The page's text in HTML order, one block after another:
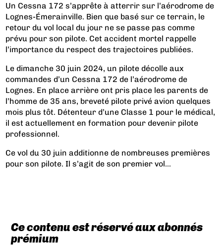
Un Cessna 172 s’apprête à atterrir sur l’aérodrome de
Lognes-Émerainville. Bien que basé sur ce terrain, le
retour du vol local du jour ne se passe pas comme
prévu pour son pilote. Cet accident mortel rappelle
l’importance du respect des trajectoires publiées.
Le dimanche 30 juin 2024, un pilote décolle aux
commandes d’un Cessna 172 de l’aérodrome de
Lognes. En place arrière ont pris place les parents de
l’homme de 35 ans, breveté pilote privé avion quelques
mois plus tôt. Détenteur d’une Classe 1 pour le médical,
il est actuellement en formation pour devenir pilote
professionnel.
Ce vol du 30 juin additionne de nombreuses premières
pour son pilote. Il s’agit de son premier vol...
Ce contenu est réservé aux abonnés
prémium